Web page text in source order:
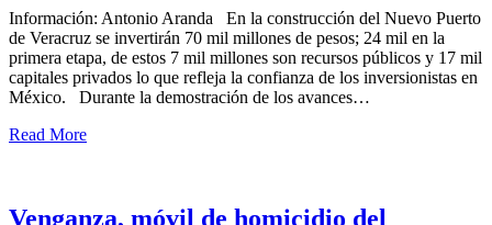
Información: Antonio Aranda En la construcción del Nuevo Puerto
de Veracruz se invertirán 70 mil millones de pesos; 24 mil en la
primera etapa, de estos 7 mil millones son recursos públicos y 17 mil
capitales privados lo que refleja la confianza de los inversionistas en
México. Durante la demostración de los avances…
Read More
Venganza, móvil de homicidio del